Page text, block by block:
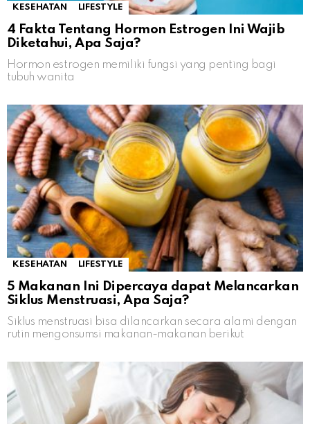
KESEHATAN LIFESTYLE
4 Fakta Tentang Hormon Estrogen Ini Wajib
Diketahui, Apa Saja?
Hormon estrogen memiliki fungsi yang penting bagi
tubuh wanita
KESEHATAN LIFESTYLE
5 Makanan Ini Dipercaya dapat Melancarkan
Siklus Menstruasi, Apa Saja?
Siklus menstruasi bisa dilancarkan secara alami dengan
rutin mengonsumsi makanan-makanan berikut